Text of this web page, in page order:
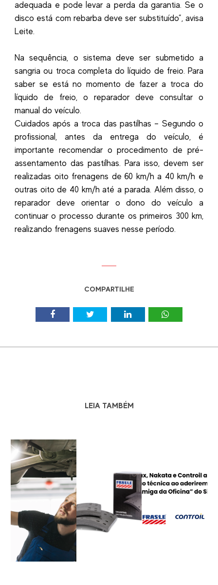
adequada e pode levar a perda da garantia. Se o
disco está com rebarba deve ser substituído”, avisa
Leite.
Na sequência, o sistema deve ser submetido a
sangria ou troca completa do líquido de freio. Para
saber se está no momento de fazer a troca do
líquido de freio, o reparador deve consultar o
manual do veículo.
Cuidados após a troca das pastilhas – Segundo o
profissional, antes da entrega do veículo, é
importante recomendar o procedimento de pré-
assentamento das pastilhas. Para isso, devem ser
realizadas oito frenagens de 60 km/h a 40 km/h e
outras oito de 40 km/h até a parada. Além disso, o
reparador deve orientar o dono do veículo a
continuar o processo durante os primeiros 300 km,
realizando frenagens suaves nesse período.
COMPARTILHE
LEIA TAMBÉM